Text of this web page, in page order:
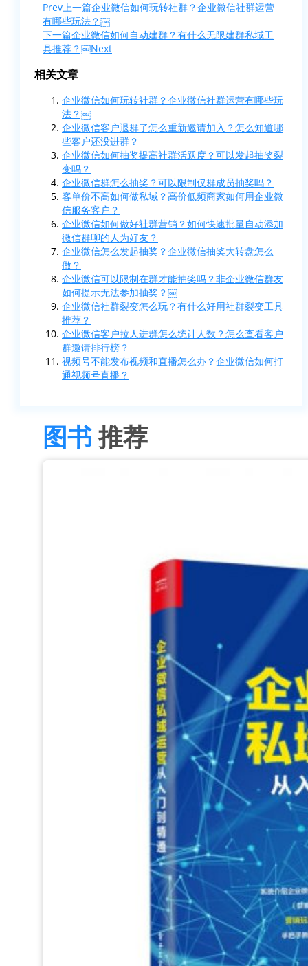
Prev上一篇企业微信如何玩转社群？企业微信社群运营
有哪些玩法？￼
下一篇企业微信如何自动建群？有什么无限建群私域工
具推荐？￼Next
相关文章
企业微信如何玩转社群？企业微信社群运营有哪些玩
法？￼
企业微信客户退群了怎么重新邀请加入？怎么知道哪
些客户还没进群？
企业微信如何抽奖提高社群活跃度？可以发起抽奖裂
变吗？
企业微信群怎么抽奖？可以限制仅群成员抽奖吗？
客单价不高如何做私域？高价低频商家如何用企业微
信服务客户？
企业微信如何做好社群营销？如何快速批量自动添加
微信群聊的人为好友？
企业微信怎么发起抽奖？企业微信抽奖大转盘怎么
做？
企业微信可以限制在群才能抽奖吗？非企业微信群友
如何提示无法参加抽奖？￼
企业微信社群裂变怎么玩？有什么好用社群裂变工具
推荐？
企业微信客户拉人进群怎么统计人数？怎么查看客户
群邀请排行榜？
视频号不能发布视频和直播怎么办？企业微信如何打
通视频号直播？
图书推荐